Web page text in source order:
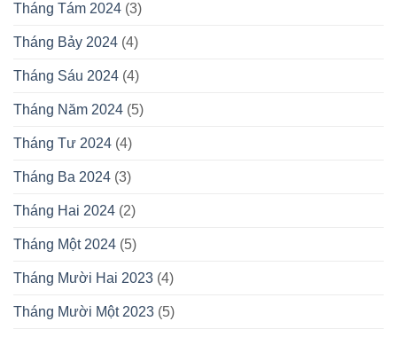
Tháng Tám 2024 (3)
Tháng Bảy 2024 (4)
Tháng Sáu 2024 (4)
Tháng Năm 2024 (5)
Tháng Tư 2024 (4)
Tháng Ba 2024 (3)
Tháng Hai 2024 (2)
Tháng Một 2024 (5)
Tháng Mười Hai 2023 (4)
Tháng Mười Một 2023 (5)